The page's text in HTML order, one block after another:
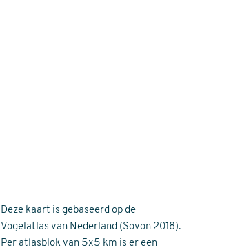
Deze kaart is gebaseerd op de
Vogelatlas van Nederland (Sovon 2018).
Per atlasblok van 5x5 km is er een